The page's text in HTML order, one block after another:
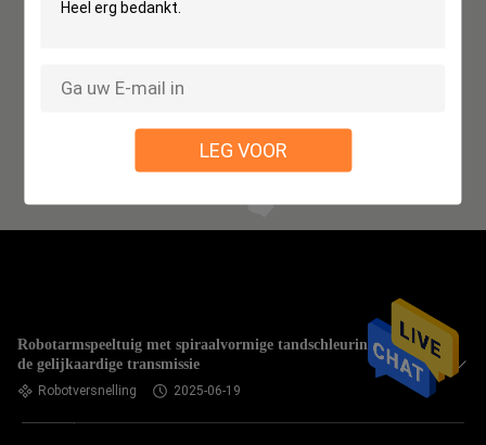
LEG VOOR
Robotarmspeeltuig met spiraalvormige tandschleuring voor
de gelijkaardige transmissie
Robotversnelling 2025-06-19